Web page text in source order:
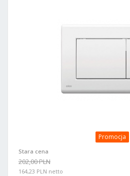
Promocja
Stara cena
202,00 PLN
164,23 PLN netto